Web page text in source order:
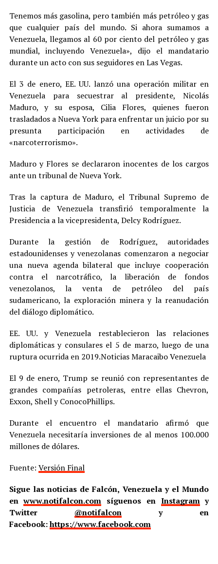
Tenemos más gasolina, pero también más petróleo y gas
que cualquier país del mundo. Si ahora sumamos a
Venezuela, llegamos al 60 por ciento del petróleo y gas
mundial, incluyendo Venezuela», dijo el mandatario
durante un acto con sus seguidores en Las Vegas.
El 3 de enero, EE. UU. lanzó una operación militar en
Venezuela para secuestrar al presidente, Nicolás
Maduro, y su esposa, Cilia Flores, quienes fueron
trasladados a Nueva York para enfrentar un juicio por su
presunta participación en actividades de
«narcoterrorismo».
Maduro y Flores se declararon inocentes de los cargos
ante un tribunal de Nueva York.
Tras la captura de Maduro, el Tribunal Supremo de
Justicia de Venezuela transfirió temporalmente la
Presidencia a la vicepresidenta, Delcy Rodríguez.
Durante la gestión de Rodríguez, autoridades
estadounidenses y venezolanas comenzaron a negociar
una nueva agenda bilateral que incluye cooperación
contra el narcotráfico, la liberación de fondos
venezolanos, la venta de petróleo del país
sudamericano, la exploración minera y la reanudación
del diálogo diplomático.
EE. UU. y Venezuela restablecieron las relaciones
diplomáticas y consulares el 5 de marzo, luego de una
ruptura ocurrida en 2019.Noticias Maracaibo Venezuela
El 9 de enero, Trump se reunió con representantes de
grandes compañías petroleras, entre ellas Chevron,
Exxon, Shell y ConocoPhillips.
Durante el encuentro el mandatario afirmó que
Venezuela necesitaría inversiones de al menos 100.000
millones de dólares.
Fuente: Versión Final
Sigue las noticias de Falcón, Venezuela y el Mundo
enwww.notifalcon.com síguenos en Instagramy
Twitter @notifalcony en
Facebook:https://www.facebook.com